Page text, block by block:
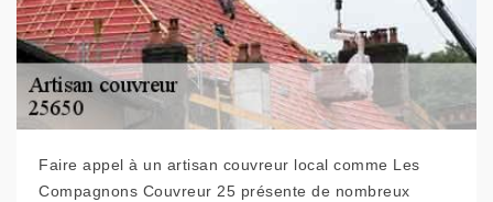
Faire appel à un artisan couvreur local comme Les
Compagnons Couvreur 25 présente de nombreux